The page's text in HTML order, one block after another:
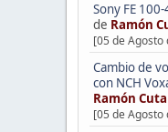
Sony FE
de Ramón
[05 de Agosto
Cambio de
con NCH
Ramón
[05 de Agosto